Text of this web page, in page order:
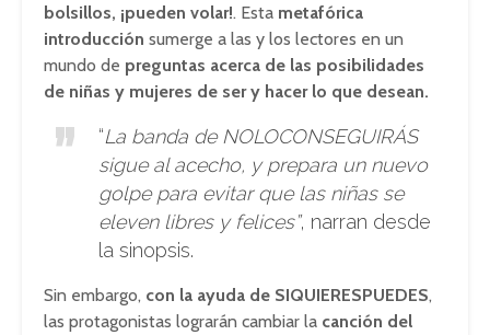
bolsillos, ¡pueden volar!. Esta metafórica
introducción sumerge a las y los lectores en un
mundo de preguntas acerca de las posibilidades
de niñas y mujeres de ser y hacer lo que desean.
“La banda de NOLOCONSEGUIRÁS
sigue al acecho, y prepara un nuevo
golpe para evitar que las niñas se
eleven libres y felices”, narran desde
la sinopsis.
Sin embargo, con la ayuda de SIQUIERESPUEDES,
las protagonistas lograrán cambiar la canción del